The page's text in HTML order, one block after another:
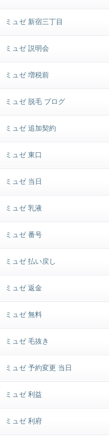
ミュゼ 新宿三丁目
ミュゼ 説明会
ミュゼ 増税前
ミュゼ 脱毛 ブログ
ミュゼ 追加契約
ミュゼ 東口
ミュゼ 当日
ミュゼ 乳液
ミュゼ 番号
ミュゼ 払い戻し
ミュゼ 返金
ミュゼ 無料
ミュゼ 毛抜き
ミュゼ 予約変更 当日
ミュゼ 利益
ミュゼ 利府